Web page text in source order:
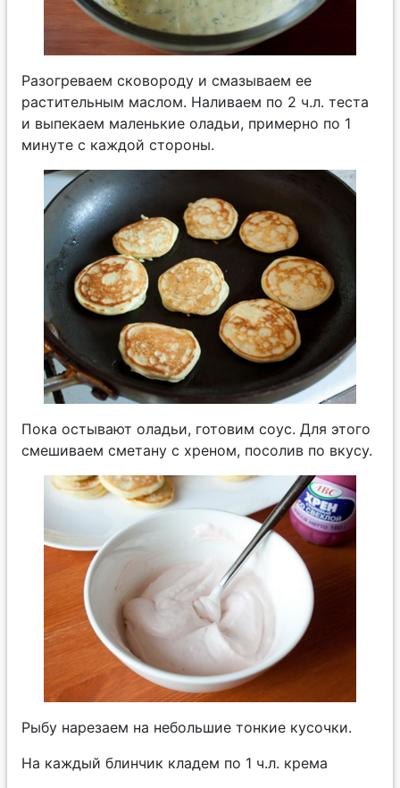
Разогреваем сковороду и смазываем ее
растительным маслом. Наливаем по 2 ч.л. теста
и выпекаем маленькие оладьи, примерно по 1
минуте с каждой стороны.
Пока остывают оладьи, готовим соус. Для этого
смешиваем сметану с хреном, посолив по вкусу.
Рыбу нарезаем на небольшие тонкие кусочки.
На каждый блинчик кладем по 1 ч.л. крема